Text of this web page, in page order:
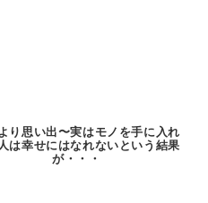
り思い出〜実はモノを手に入れ
は幸せにはなれないという結果
が・・・